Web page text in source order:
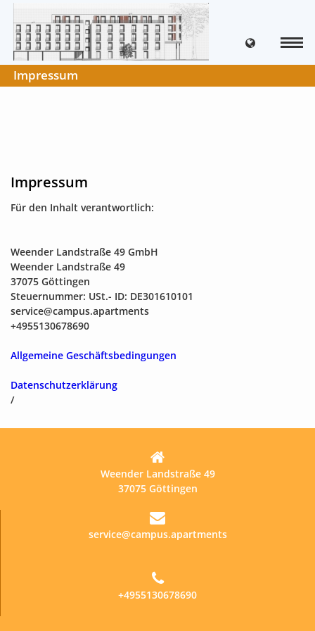
Impressum
Impressum
Für den Inhalt verantwortlich:
Weender Landstraße 49 GmbH
Weender Landstraße 49
37075 Göttingen
Steuernummer: USt.- ID: DE301610101
service@campus.apartments
+4955130678690
Allgemeine Geschäftsbedingungen
Datenschutzerklärung
/
Weender Landstraße 49
37075 Göttingen
service@campus.apartments
+4955130678690